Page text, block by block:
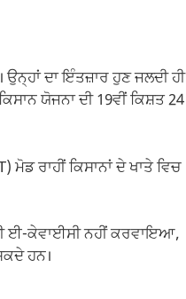
ਦਾ ਇੰਤਜ਼ਾਰ ਹੁਣ ਜਲਦੀ ਹੀ
ਯੋਜਨਾ ਦੀ 19ਵੀਂ ਕਿਸ਼ਤ 24
ਰਾਹੀਂ ਕਿਸਾਨਾਂ ਦੇ ਖਾਤੇ ਵਿਚ
ਈ-ਕੇਵਾਈਸੀ ਨਹੀਂ ਕਰਵਾਇਆ,
ਹਨ।